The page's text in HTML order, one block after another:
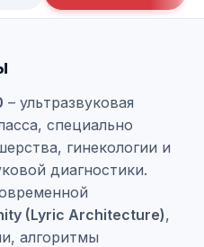
– ультразвуковая
специально
гинекологии и
диагностики.
(Lyric Architecture),
алгоритмы